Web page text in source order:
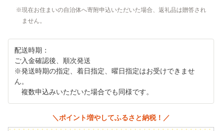
現在お住まいの自治体へ寄附申込いただいた場合、返礼品は贈答され
ません。
配送時期：
ご入金確認後、順次発送
※発送時期の指定、着日指定、曜日指定はお受けできませ
ん。
複数申込みいただいた場合でも同様です。
＼ポイント増やしてふるさと納税！／